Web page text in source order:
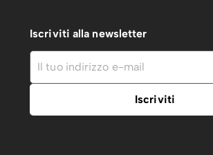
Iscriviti alla newsletter